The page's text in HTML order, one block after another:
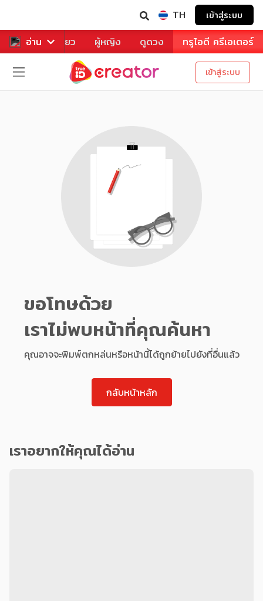
TH เข้าสู่ระบบ
อ่าน
หาร ท่องเที่ยว ผู้หญิง ดูดวง ทรูไอดี ครีเอเตอร์
เข้าสู่ระบบ
ขอโทษด้วย
เราไม่พบหน้าที่คุณค้นหา
คุณอาจจะพิมพ์ตกหล่นหรือหน้านี้ได้ถูกย้ายไปยังที่อื่นแล้ว
กลับหน้าหลัก
เราอยากให้คุณได้อ่าน